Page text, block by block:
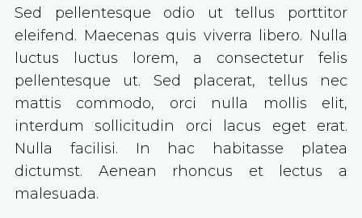
Sed pellentesque odio ut tellus porttitor
eleifend. Maecenas quis viverra libero. Nulla
luctus luctus lorem, a consectetur felis
pellentesque ut. Sed placerat, tellus nec
mattis commodo, orci nulla mollis elit,
interdum sollicitudin orci lacus eget erat.
Nulla facilisi. In hac habitasse platea
dictumst. Aenean rhoncus et lectus a
malesuada.